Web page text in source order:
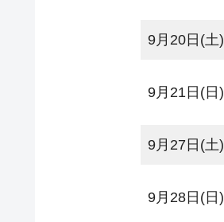
9月20日(土)
9月21日(日)
9月27日(土)
9月28日(日)